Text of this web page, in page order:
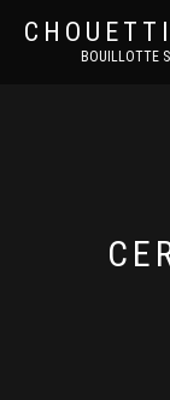
BOUILLOTTE